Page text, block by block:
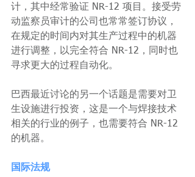
计，其中经常验证 NR-12 项目。接受劳
动监察员审计的公司也常常签订协议，
在规定的时间内对其生产过程中的机器
进行调整，以完全符合 NR-12，同时也
寻求更大的过程自动化。
巴西最近讨论的另一个话题是需要对卫
生设施进行投资，这是一个与焊接技术
相关的行业的例子，也需要符合 NR-12
的机器。
国际法规